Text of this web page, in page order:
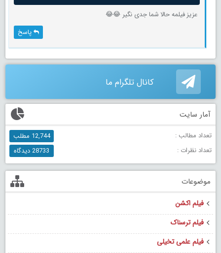
عزیز فیلمه حالا شما جدی نگیر 😂😂
پاسخ
کانال تلگرام ما
آمار سایت
تعداد مطالب :
12,744 مطلب
تعداد نظرات :
28733 دیدگاه
موضوعات
فیلم اکشن
فیلم ترسناک
فیلم علمی تخیلی